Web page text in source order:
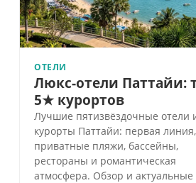
ОТЕЛИ
Люкс-отели Паттайи:
5★ курортов
Лучшие пятизвёздочные отели
курорты Паттайи: первая линия,
приватные пляжи, бассейны,
рестораны и романтическая
атмосфера. Обзор и